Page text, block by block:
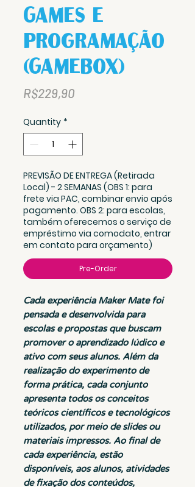
Games e
Programação
(GameBox)
R$229,90
Quantity *
PREVISÃO DE ENTREGA (Retirada
Local) - 2 SEMANAS (OBS 1: para
frete via PAC, combinar envio após
pagamento. OBS 2: para escolas,
também oferecemos o serviço de
empréstimo via comodato, entrar
em contato para orçamento)
Pre-Order
Cada experiência Maker Mate foi
pensada e desenvolvida para
escolas e propostas que buscam
promover o aprendizado lúdico e
ativo com seus alunos. Além da
realização do experimento de
forma prática, cada conjunto
apresenta todos os conceitos
teóricos científicos e tecnológicos
utilizados, por meio de slides ou
materiais impressos. Ao final de
cada experiência, estão
disponíveis, aos alunos, atividades
de fixação dos conteúdos,